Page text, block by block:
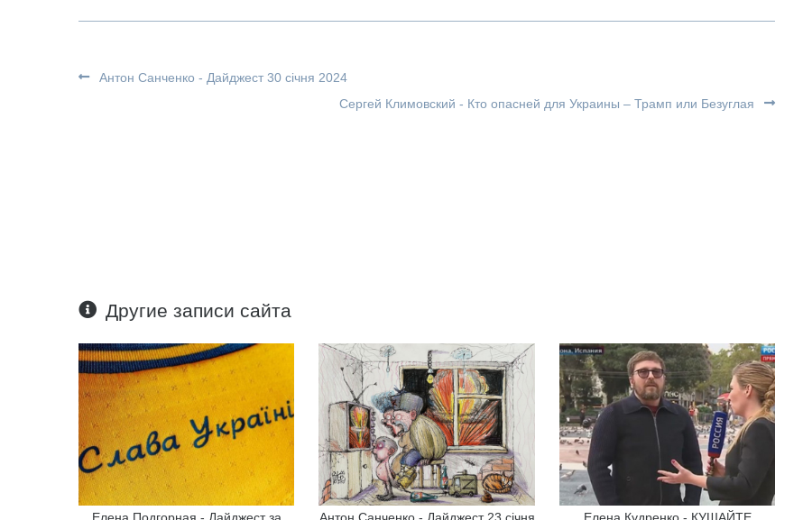
Антон Санченко - Дайджест 30 січня 2024
Сергей Климовский - Кто опасней для Украины – Трамп или Безуглая
Другие записи сайта
Елена Подгорная - Дайджест за Антон Санченко - Дайджест 23 січня Елена Кудренко - КУШАЙТЕ